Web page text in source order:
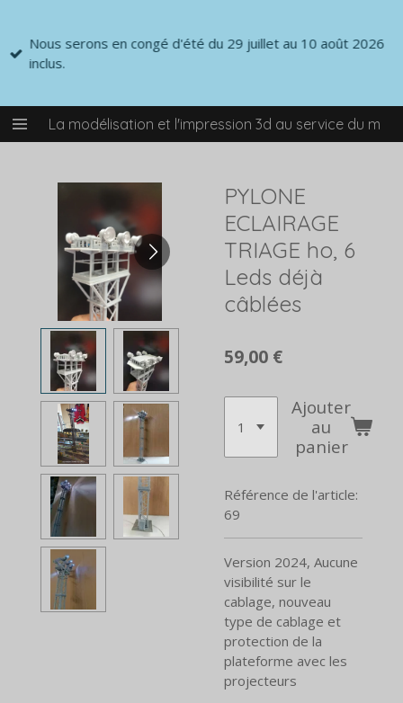
contenu
La modélisation et l'impression 3d au service du
Nous serons en congé d'été du 29 juillet au 10 août 2026
inclus.
PYLONE
ECLAIRAGE
TRIAGE ho, 6
Leds déjà
câblées
59,00 €
Ajouter
au
panier
Référence de l'article:
69
Version 2024, Aucune
visibilité sur le
cablage, nouveau
type de cablage et
protection de la
plateforme avec les
projecteurs